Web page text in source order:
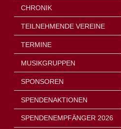
CHRONIK
TEILNEHMENDE VEREINE
TERMINE
MUSIKGRUPPEN
SPONSOREN
SPENDENAKTIONEN
SPENDENEMPFÄNGER 2026